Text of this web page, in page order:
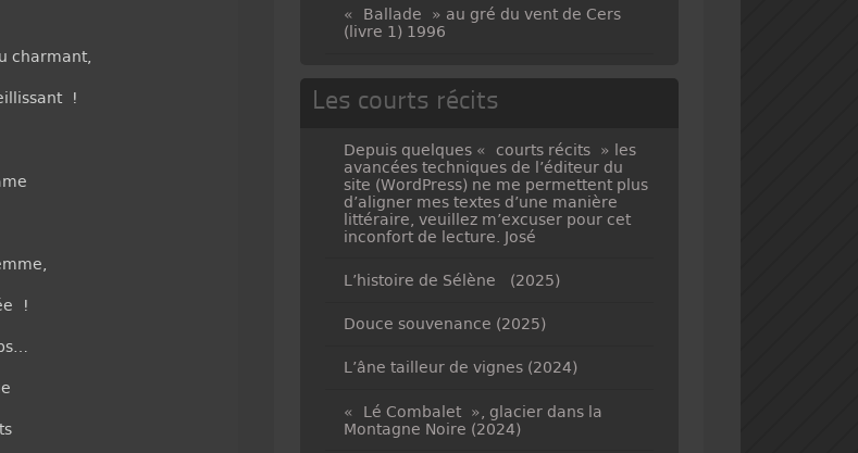
charmant,
!
!
« Ballade » au gré du vent de Cers
(livre 1) 1996
Les courts récits
Depuis quelques « courts récits » les
avancées techniques de l’éditeur du
site (WordPress) ne me permettent plus
d’aligner mes textes d’une manière
littéraire, veuillez m’excuser pour cet
inconfort de lecture. José
L’histoire de Sélène (2025)
Douce souvenance (2025)
L’âne tailleur de vignes (2024)
« Lé Combalet », glacier dans la
Montagne Noire (2024)